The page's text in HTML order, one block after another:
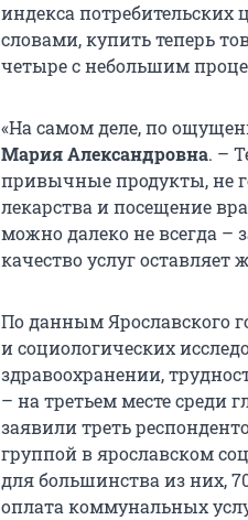
индекса
словами, купить теперь
четыре с небольшим
«На самом деле, по
Мария Александровна. –
привычные продукты, не
лекарства и посещение
можно далеко не всегда –
качество услуг оставляет
По данным Ярославского
и социологических
здравоохранении,
– на третьем месте среди
заявили треть
группой в ярославском
для большинства из них,
оплата коммунальных